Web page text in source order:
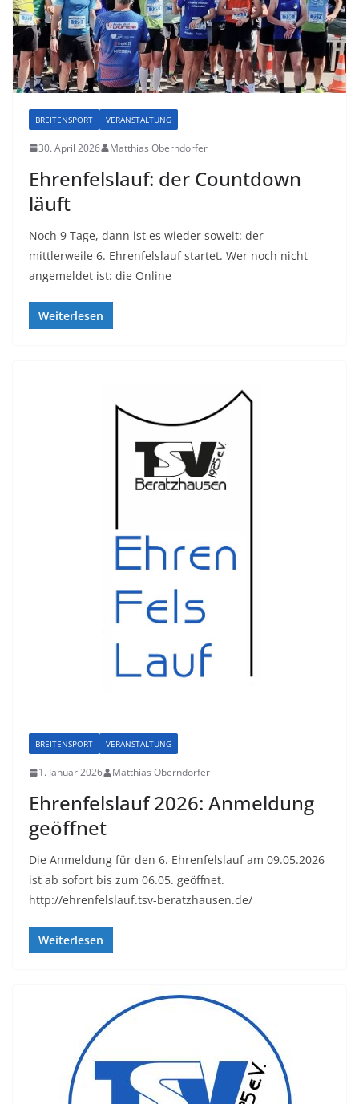
BREITENSPORT VERANSTALTUNG
30. April 2026 Matthias Oberndorfer
Ehrenfelslauf: der Countdown
läuft
Noch 9 Tage, dann ist es wieder soweit: der
mittlerweile 6. Ehrenfelslauf startet. Wer noch nicht
angemeldet ist: die Online
Weiterlesen
BREITENSPORT VERANSTALTUNG
1. Januar 2026 Matthias Oberndorfer
Ehrenfelslauf 2026: Anmeldung
geöffnet
Die Anmeldung für den 6. Ehrenfelslauf am 09.05.2026
ist ab sofort bis zum 06.05. geöffnet.
http://ehrenfelslauf.tsv-beratzhausen.de/
Weiterlesen